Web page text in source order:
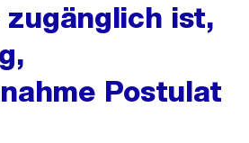
ist,
Postulat